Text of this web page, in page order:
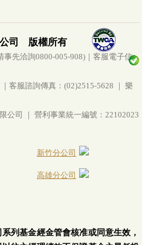
公司 版權所有
事先洽詢0800-005-908)｜客服電子信
客服諮詢傳真：(02)2515-5628 ｜ 樂
公司 ｜ 營利事業統一編號：22102023
新竹分公司
高雄分公司
列基金經金管會核准或同意生效，